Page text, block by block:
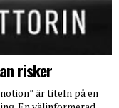
risker
är titeln på en